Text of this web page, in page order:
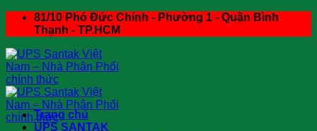
Skip
81/10 Phó Đức Chính - Phường 1 - Quận Bình
Thạnh - TP.HCM
Trang chủ
UPS SANTAK